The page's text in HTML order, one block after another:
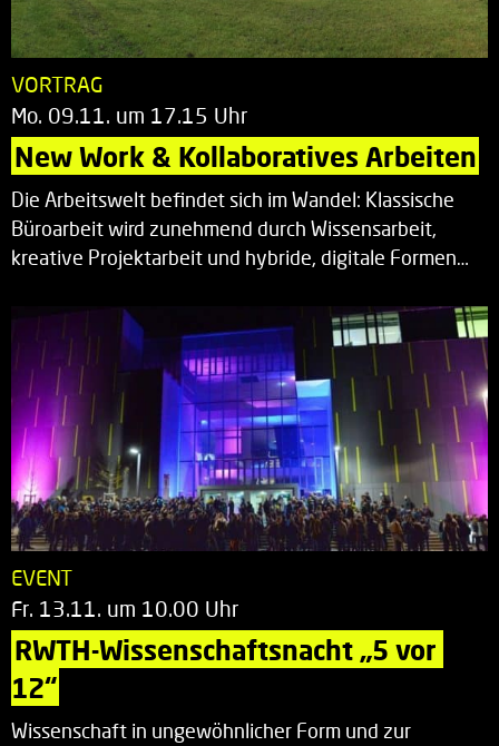
VORTRAG
Mo. 09.11. um 17.15 Uhr
New Work & Kollaboratives Arbeiten
Die Arbeitswelt befindet sich im Wandel: Klassische
Büroarbeit wird zunehmend durch Wissensarbeit,
kreative Projektarbeit und hybride, digitale Formen…
EVENT
Fr. 13.11. um 10.00 Uhr
RWTH-Wissenschaftsnacht „5 vor
12“
Wissenschaft in ungewöhnlicher Form und zur